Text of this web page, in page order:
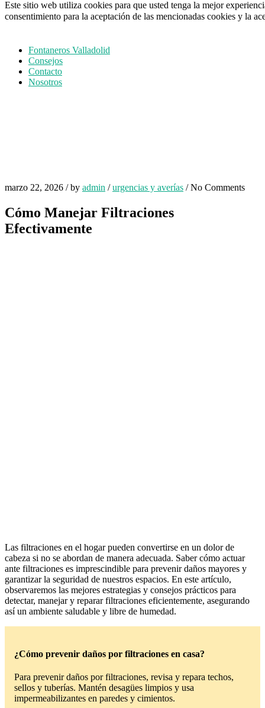
Fontaneros Valladolid
Consejos
Contacto
Nosotros
marzo 22, 2026 /by admin /urgencias y averías /No Comments
Cómo Manejar Filtraciones
Efectivamente
Las filtraciones en el hogar pueden convertirse en un dolor de
cabeza si no se abordan de manera adecuada. Saber cómo actuar
ante filtraciones es imprescindible para prevenir daños mayores y
garantizar la seguridad de nuestros espacios. En este artículo,
observaremos las mejores estrategias y consejos prácticos para
detectar, manejar y reparar filtraciones eficientemente, asegurando
así un ambiente saludable y libre de humedad.
¿Cómo prevenir daños por filtraciones en casa?
Para prevenir daños por filtraciones, revisa y repara techos,
sellos y tuberías. Mantén desagües limpios y usa
impermeabilizantes en paredes y cimientos.
Este sitio web utiliza cookies para que usted tenga la mejor
consentimiento para la aceptación de las mencionadas cookies y la